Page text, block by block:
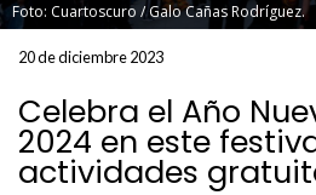
Foto: Cuartoscuro / Galo Cañas Rodríguez.
20 de diciembre 2023
Celebra el Año
2024 en este
actividades